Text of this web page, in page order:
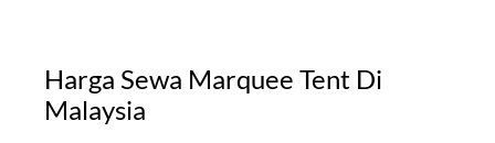
Harga Sewa Marquee Tent Di
Malaysia